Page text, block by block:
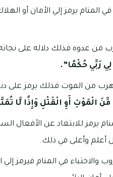
المنام يرمز إلي الأمان أو
من عدوه فذلك دلاله على
رَبِّي حُكْمًا”.
من الموت فذلك يرمز على
الْمَوْتِ أَوِ الْقَتْلِ وَإِذًا لَّا
يرمز للابتعاد عن الأفعال
أعلم وأعلى في ذلك.
والاختباء في المنام فيرمز